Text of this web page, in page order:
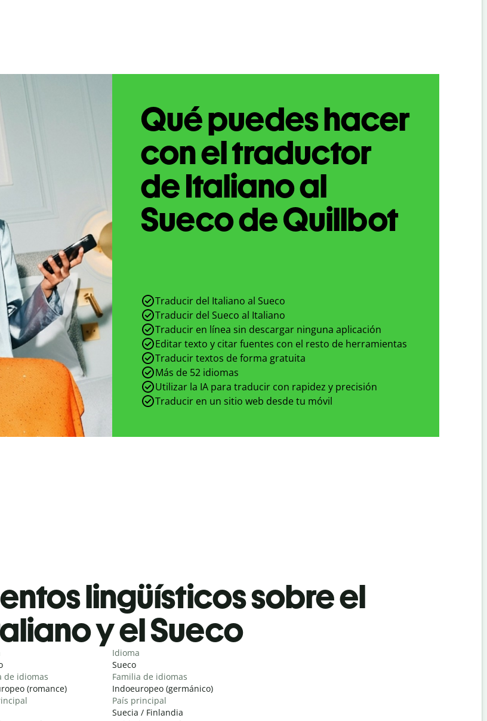
Qué puedes hacer
con el traductor
de Italiano al
Sueco de Quillbot
Traducir del Italiano al Sueco
Traducir del Sueco al Italiano
Traducir en línea sin descargar ninguna aplicación
Editar texto y citar fuentes con el resto de herramientas
Traducir textos de forma gratuita
Más de 52 idiomas
Utilizar la IA para traducir con rapidez y precisión
Traducir en un sitio web desde tu móvil
lingüísticos sobre el
y el Sueco
de idiomas
(romance)
Idioma
Sueco
Familia de idiomas
Indoeuropeo (germánico)
País principal
Suecia / Finlandia